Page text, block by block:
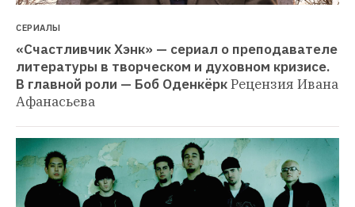
СЕРИАЛЫ
«Счастливчик Хэнк» — сериал о преподавателе
литературы в творческом и духовном кризисе.
В главной роли — Боб ОденкёркРецензия Ивана
Афанасьева